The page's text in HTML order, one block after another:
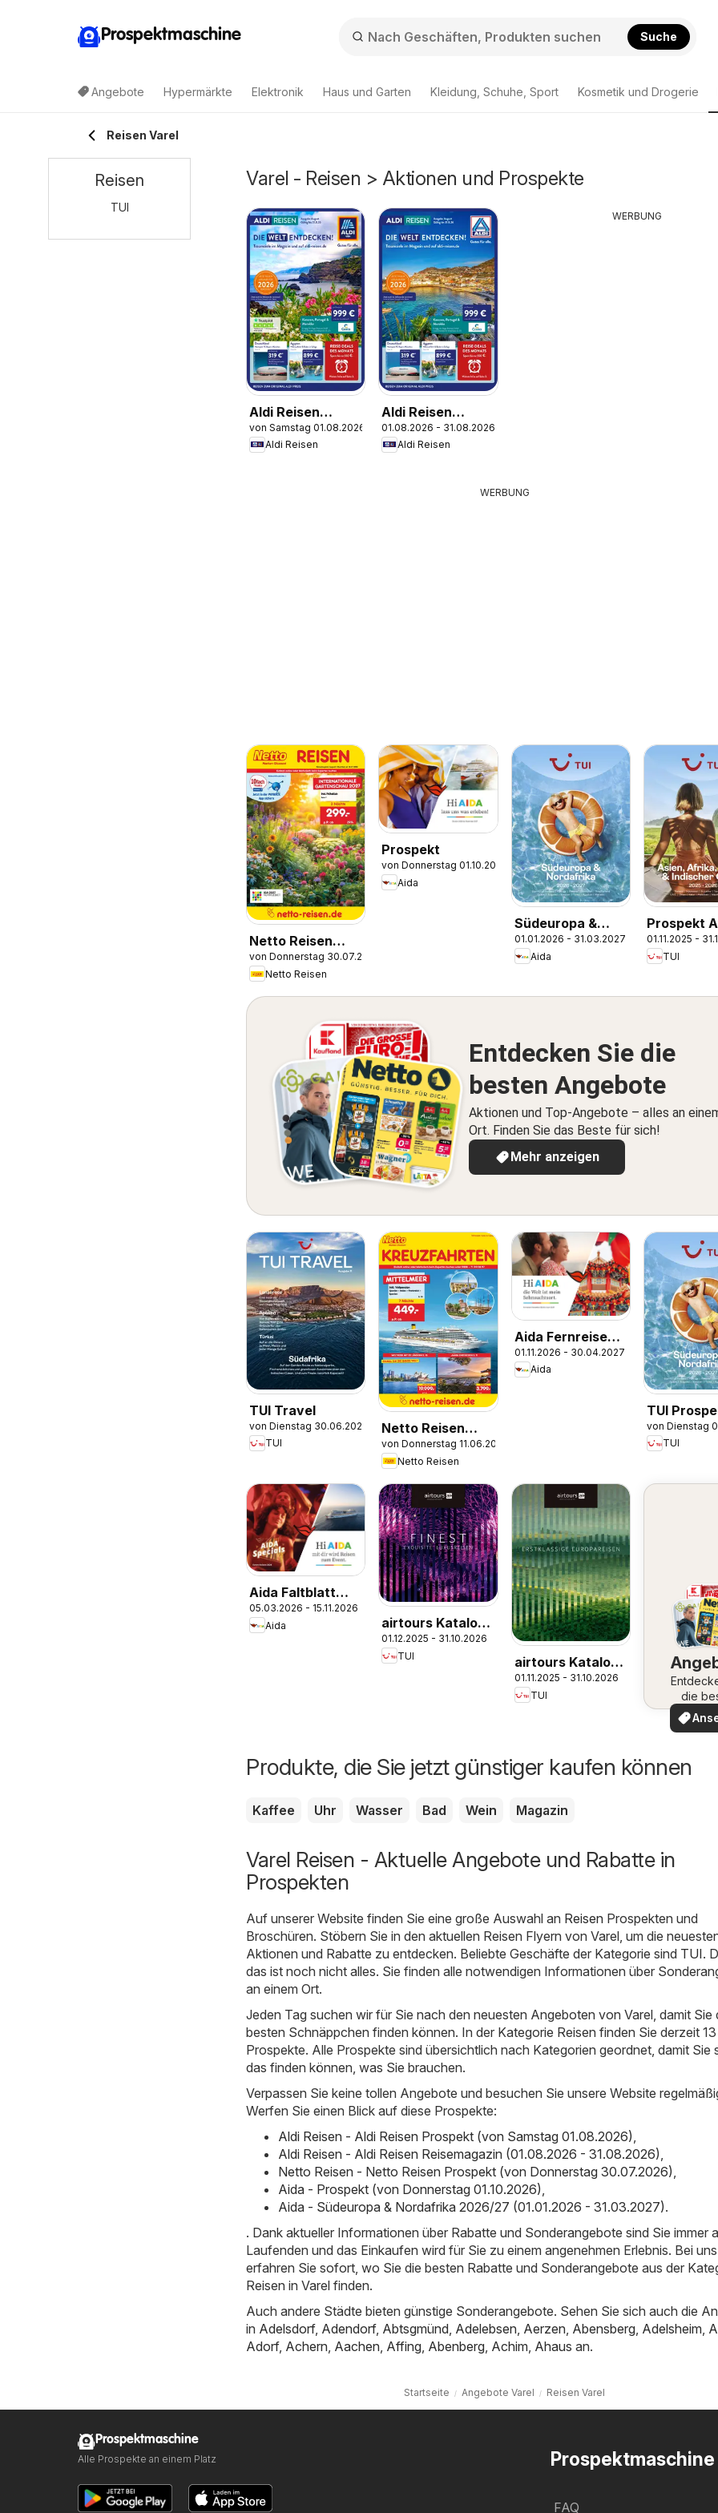
Prospektmaschine Suche
Angebote Hypermärkte Elektronik Haus und Garten Kleidung, Schuhe, Sport Kosmetik und Drogerie
Reisen Varel
Varel - Reisen > Aktionen und Prospekte
Aldi Reisen
Prospekt
von Samstag 01.08.2026
Aldi Reisen
Aldi Reisen
Reisemagazin
01.08.2026 - 31.08.2026
Aldi Reisen
WERBUNG
WERBUNG
Netto Reisen
Prospekt
von Donnerstag 30.07.2026
Netto Reisen
Prospekt
von Donnerstag 01.10.2026
Aida
Südeuropa &
Nordafrika
2026/27
01.01.2026 - 31.03.2027
Aida
Prospekt
Afrika,
Indischer
01.11.2025 -
TUI
Entdecken Sie die
besten Angebote
Aktionen und Top-Angebote – alles an
Ort. Finden Sie das Beste für sich!
Mehr anzeigen
TUI Travel
von Dienstag 30.06.2026
TUI
Netto Reisen
Kreuzfahrten
von Donnerstag 11.06.2026
Netto Reisen
Aida Fernreisen
Winter
2026/2027
01.11.2026 - 30.04.2027
Aida
TUI
Nordafrika
von Dienstag
TUI
Aida Faltblatt
Specials 2026
05.03.2026 - 15.11.2026
Aida
airtours Katalog
Finest 2025/26
01.12.2025 - 31.10.2026
TUI
airtours Katalog
Europareisen
2025/26
01.11.2025 - 31.10.2026
TUI
die
Produkte, die Sie jetzt günstiger kaufen können
Kaffee Uhr Wasser Bad Wein Magazin
Varel Reisen - Aktuelle Angebote und Rabatte in
Prospekten
Auf unserer Website finden Sie eine große Auswahl an Reisen Prospekten und
Broschüren. Stöbern Sie in den aktuellen Reisen Flyern von Varel, um die
Aktionen und Rabatte zu entdecken. Beliebte Geschäfte der Kategorie sind TUI.
das ist noch nicht alles. Sie finden alle notwendigen Informationen über
an einem Ort.
Jeden Tag suchen wir für Sie nach den neuesten Angeboten von Varel, damit Sie
besten Schnäppchen finden können. In der Kategorie Reisen finden Sie derzeit 13
Prospekte. Alle Prospekte sind übersichtlich nach Kategorien geordnet, damit Sie
das finden können, was Sie brauchen.
Verpassen Sie keine tollen Angebote und besuchen Sie unsere Website
Werfen Sie einen Blick auf diese Prospekte:
Aldi Reisen - Aldi Reisen Prospekt (von Samstag 01.08.2026),
Aldi Reisen - Aldi Reisen Reisemagazin (01.08.2026 - 31.08.2026),
Netto Reisen - Netto Reisen Prospekt (von Donnerstag 30.07.2026),
Aida - Prospekt (von Donnerstag 01.10.2026),
Aida - Südeuropa & Nordafrika 2026/27 (01.01.2026 - 31.03.2027).
. Dank aktueller Informationen über Rabatte und Sonderangebote sind Sie immer
Laufenden und das Einkaufen wird für Sie zu einem angenehmen Erlebnis. Bei uns
erfahren Sie sofort, wo Sie die besten Rabatte und Sonderangebote aus der
Reisen in Varel finden.
Auch andere Städte bieten günstige Sonderangebote. Sehen Sie sich auch die
in Adelsdorf, Adendorf, Abtsgmünd, Adelebsen, Aerzen, Abensberg, Adelsheim,
Adorf, Achern, Aachen, Affing, Abenberg, Achim, Ahaus an.
Startseite Angebote Varel Reisen Varel
Reisen
TUI
Prospektmaschine
FAQ
Prospektmaschine
Alle Prospekte an einem Platz